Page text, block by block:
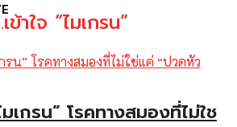
าใจ “ไมเกรน”
มเกรน” โรคทางสมองที่ไม่ใช